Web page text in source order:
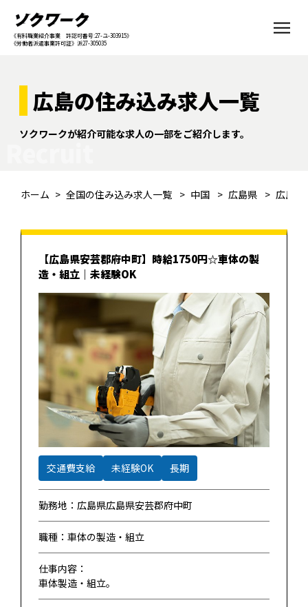
《有料職業紹介事業 許認可番号:27-ユ-303915》
《労働者派遣事業許可証》派27-305035
広島の住み込み求人一覧
ソクワークが紹介可能な求人の一部をご紹介します。
ホーム 全国の住み込み求人一覧 中国 広島県 広島
【広島県安芸郡府中町】時給1750円☆車体の製
造・組立｜未経験OK
交通費支給 未経験OK 長期
勤務地：広島県広島県安芸郡府中町
職種：車体の製造・組立
仕事内容：
車体製造・組立。